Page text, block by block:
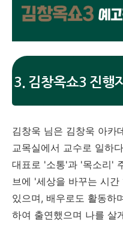
3. 김창옥쇼3 진행
김창욱 님은 김창욱 아카
교목실에서 교수로 일하
대표로 '소통'과 '목소리'
브에 '세상을 바꾸는 시
있으며, 배우로도 활동하
하여 출연했으며 나를 살